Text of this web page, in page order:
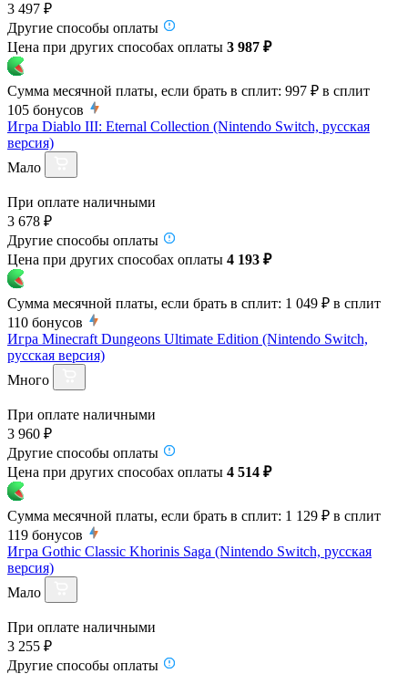
3 497 ₽
Другие способы оплаты
Цена при других способах оплаты 3 987 ₽
Сумма месячной платы, если брать в сплит: 997 ₽ в сплит
105 бонусов
Игра Diablo III: Eternal Collection (Nintendo Switch, русская
версия)
Мало
При оплате наличными
3 678 ₽
Другие способы оплаты
Цена при других способах оплаты 4 193 ₽
Сумма месячной платы, если брать в сплит: 1 049 ₽ в сплит
110 бонусов
Игра Minecraft Dungeons Ultimate Edition (Nintendo Switch,
русская версия)
Много
При оплате наличными
3 960 ₽
Другие способы оплаты
Цена при других способах оплаты 4 514 ₽
Сумма месячной платы, если брать в сплит: 1 129 ₽ в сплит
119 бонусов
Игра Gothic Classic Khorinis Saga (Nintendo Switch, русская
версия)
Мало
При оплате наличными
3 255 ₽
Другие способы оплаты